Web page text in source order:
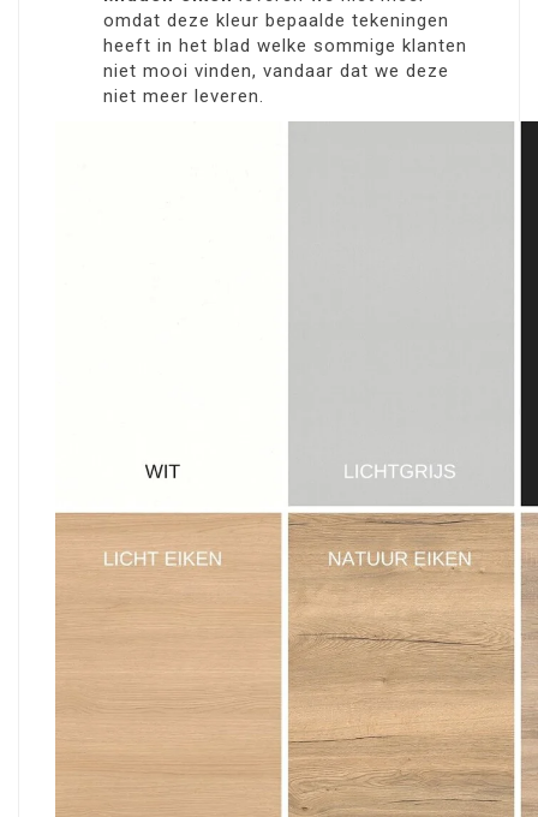
omdat deze kleur bepaalde tekeningen
heeft in het blad welke sommige klanten
niet mooi vinden, vandaar dat we deze
niet meer leveren.